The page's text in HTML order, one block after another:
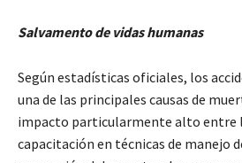
Salvamento de vidas humanas
Según estadísticas oficiales, los
una de las principales causas de
impacto particularmente alto entre
capacitación en técnicas de manejo